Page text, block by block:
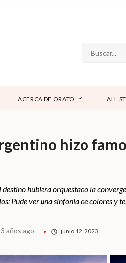
ACERCA DE ORATO ALL
hizo
hubiera orquestado la
Pude ver una sinfonía de colores y
3 años ago junio 12, 2023